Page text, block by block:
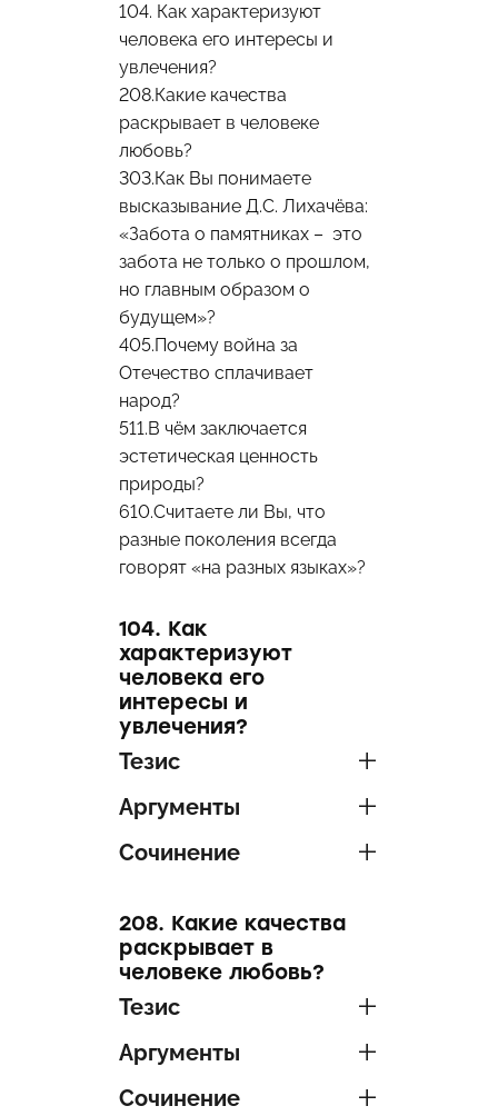
104. Как характеризуют
человека его интересы и
увлечения?
208.Какие качества
раскрывает в человеке
любовь?
303.Как Вы понимаете
высказывание Д.С. Лихачёва:
«Забота о памятниках – это
забота не только о прошлом,
но главным образом о
будущем»?
405.Почему война за
Отечество сплачивает
народ?
511.В чём заключается
эстетическая ценность
природы?
610.Считаете ли Вы, что
разные поколения всегда
говорят «на разных языках»?
104. Как
характеризуют
человека его
интересы и
увлечения?
Тезис
Аргументы
Сочинение
208. Какие качества
раскрывает в
человеке любовь?
Тезис
Аргументы
Сочинение